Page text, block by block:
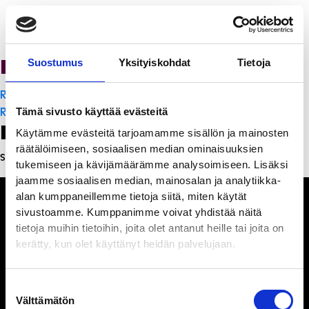
Suostumus Yksityiskohdat Tietoja
Tämä sivusto käyttää evästeitä
Käytämme evästeitä tarjoamamme sisällön ja mainosten
räätälöimiseen, sosiaalisen median ominaisuuksien
tukemiseen ja kävijämäärämme analysoimiseen. Lisäksi
jaamme sosiaalisen median, mainosalan ja analytiikka-
alan kumppaneillemme tietoja siitä, miten käytät
sivustoamme. Kumppanimme voivat yhdistää näitä
tietoja muihin tietoihin, joita olet antanut heille tai joita on
kerätty, kun olet käyttänyt heidän palvelujaan.
valinta
Välttämätön
PanchoVilla
Artikkelien
selaus
Ravintola Sofia
Ravintola Sofia
Leave a Reply
Sinun täytyy kirjautua sisään